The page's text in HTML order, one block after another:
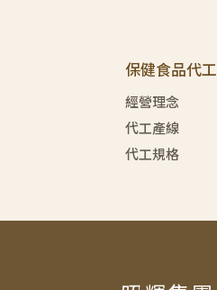
保健食品代工
經營理念
代工產線
代工規格